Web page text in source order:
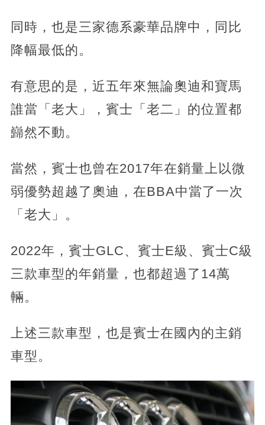
同時，也是三家德系豪華品牌中，同比
降幅最低的。
有意思的是，近五年來無論奧迪和寶馬
誰當「老大」，賓士「老二」的位置都
巋然不動。
當然，賓士也曾在2017年在銷量上以微
弱優勢超越了奧迪，在BBA中當了一次
「老大」。
2022年，賓士GLC、賓士E級、賓士C級
三款車型的年銷量，也都超過了14萬
輛。
上述三款車型，也是賓士在國內的主銷
車型。